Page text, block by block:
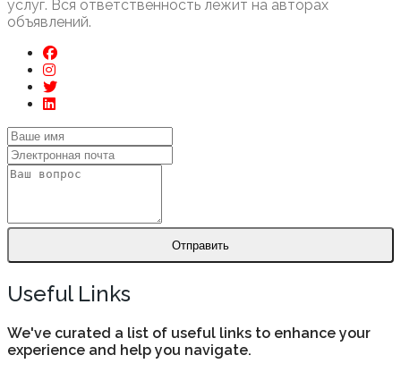
услуг. Вся ответственность лежит на авторах
объявлений.
Отправить
Useful Links
We've curated a list of useful links to enhance your
experience and help you navigate.